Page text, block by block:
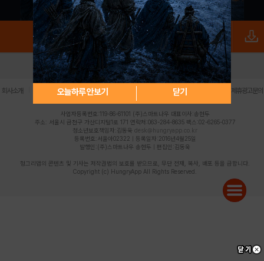
오늘하루 안보기 닫기
로그인 PC버전 전체앱
회사소개 | 개인정보 처리방침 불법촬영물 신고센터 제휴광고문의
사업자등록번호:119-86-61101 (주)스마트나우 대표이사:송현두
주소: 서울시 금천구 가산디지털1로 171 연락처:063-284-8635 팩스:02-6265-0377
청소년보호책임자:김동욱 desk@hungryapp.co.kr
등록번호:서울아02322 | 등록일자:2016년4월25일
발행인:(주)스마트나우 송현두 | 편집인:김동욱
헝그리앱의 콘텐츠 및 기사는 저작권법의 보호를 받으므로, 무단 전재, 복사, 배포 등을 금합니다.
Copyright (c) HungryApp All Rights Reserved.